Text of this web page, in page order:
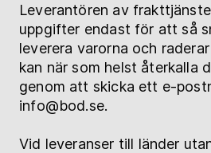
Leverantören av
uppgifter endast för att så
leverera varorna och
kan när som helst återkalla
genom att skicka ett e-
info@bod.se.
Vid leveranser till länder